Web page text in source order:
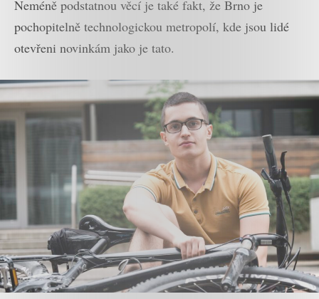
Neméně podstatnou věcí je také fakt, že Brno je
pochopitelně technologickou metropolí, kde jsou lidé
otevřeni novinkám jako je tato.